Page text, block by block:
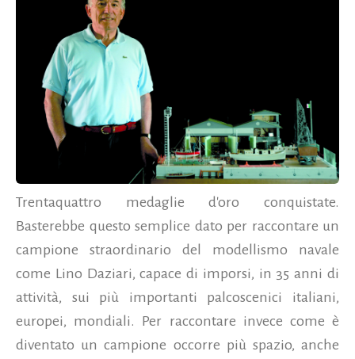
Trentaquattro medaglie d'oro conquistate.
Basterebbe questo semplice dato per raccontare un
campione straordinario del modellismo navale
come Lino Daziari, capace di imporsi, in 35 anni di
attività, sui più importanti palcoscenici italiani,
europei, mondiali. Per raccontare invece come è
diventato un campione occorre più spazio, anche